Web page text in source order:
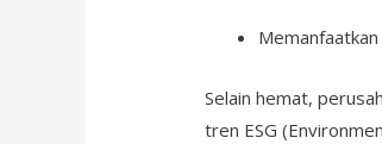
Selain hemat,
tren ESG